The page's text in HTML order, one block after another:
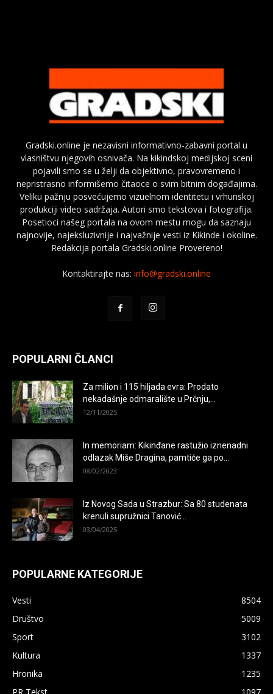
Gradski.online je nezavisni informativno-zabavni portal u
vlasništvu njegovih osnivača. Na kikindskoj medijskoj sceni
pojavili smo se u želji da objektivno, pravovremeno i
nepristrasno informišemo čitaoce o svim bitnim događajima.
Veliku pažnju posvećujemo vizuelnom identitetu i vrhunskoj
produkciji video sadržaja. Autori smo tekstova i fotografija.
Posetioci našeg portala na ovom mestu mogu da saznaju
najnovije, najeksluzivnije i najvažnije vesti iz Kikinde i okoline.
Redakcija portala Gradski.online Provereno!
Kontaktirajte nas: info@gradski.online
POPULARNI ČLANCI
Za milion i 115 hiljada evra: Prodato
nekadašnje odmaralište u Prčnju,...
12/11/2025
In memoriam: Kikinđane rastužio iznenadni
odlazak Miše Dragina, pamtiće ga po...
08/02/2023
Iz Novog Sada u Strazbur: Sa 80 studenata
krenuli supružnici Tanović...
03/04/2025
POPULARNE KATEGORIJE
Vesti
8504
Društvo
5009
Sport
3102
Kultura
1337
Hronika
1235